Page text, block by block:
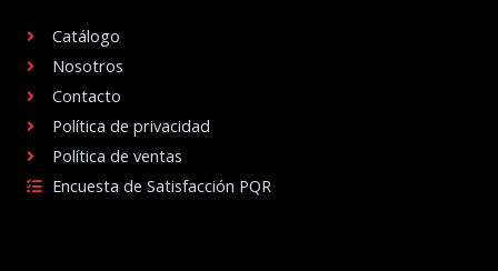
Catálogo
Nosotros
Contacto
Política de privacidad
Política de ventas
Encuesta de Satisfacción PQR